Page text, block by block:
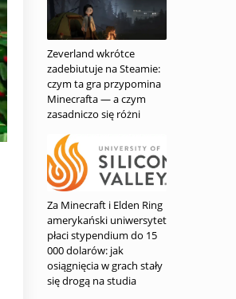
Zeverland wkrótce
zadebiutuje na Steamie:
czym ta gra przypomina
Minecrafta — a czym
zasadniczo się różni
Za Minecraft i Elden Ring
amerykański uniwersytet
płaci stypendium do 15
000 dolarów: jak
osiągnięcia w grach stały
się drogą na studia